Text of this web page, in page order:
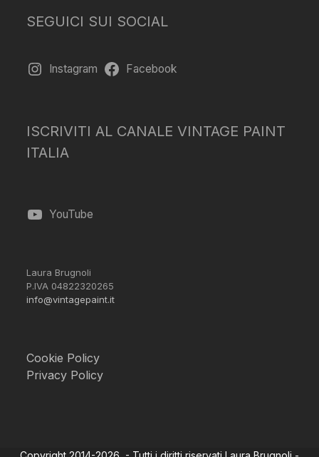
SEGUICI SUI SOCIAL
Instagram Facebook
ISCRIVITI AL CANALE VINTAGE PAINT
ITALIA
YouTube
Laura Brugnoli
P.IVA 04822320265
info@vintagepaint.it
Cookie Policy
Privacy Policy